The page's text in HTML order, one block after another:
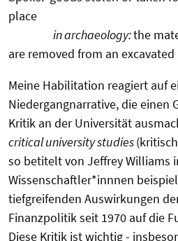
place
in archaeology:the
are removed from an excavated
Meine Habilitation reagiert auf
Niedergangnarrative, die einen
Kritik an der Universität
critical university studies
so betitelt von Jeffrey Williams
Wissenschaftler*innnen
tiefgreifenden Auswirkungen
Finanzpolitik seit 1970 auf die
Diese Kritik ist wichtig -